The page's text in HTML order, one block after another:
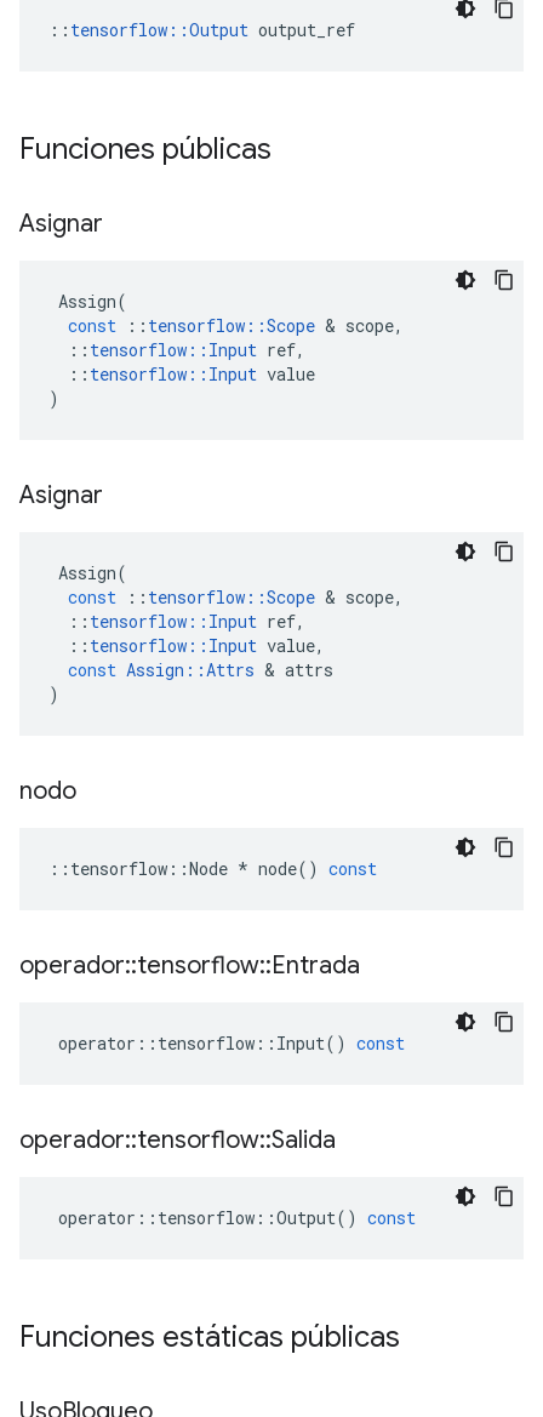
:: tensorflow::Output output_ref
Funciones públicas
Asignar
Assign(
const
:: tensorflow ::Scope & scope,
:: tensorflow :: Input ref,
:: tensorflow :: Input value
)
Asignar
Assign(
const
:: tensorflow ::Scope & scope,
:: tensorflow :: Input ref,
:: tensorflow :: Input value,
const Assign ::Attrs & attrs
)
nodo
:: tensorflow ::Node * node() const
operador::tensorflow::Entrada
operator :: tensorflow :: Input() const
operador::tensorflow::Salida
operator :: tensorflow ::Output() const
Funciones estáticas públicas